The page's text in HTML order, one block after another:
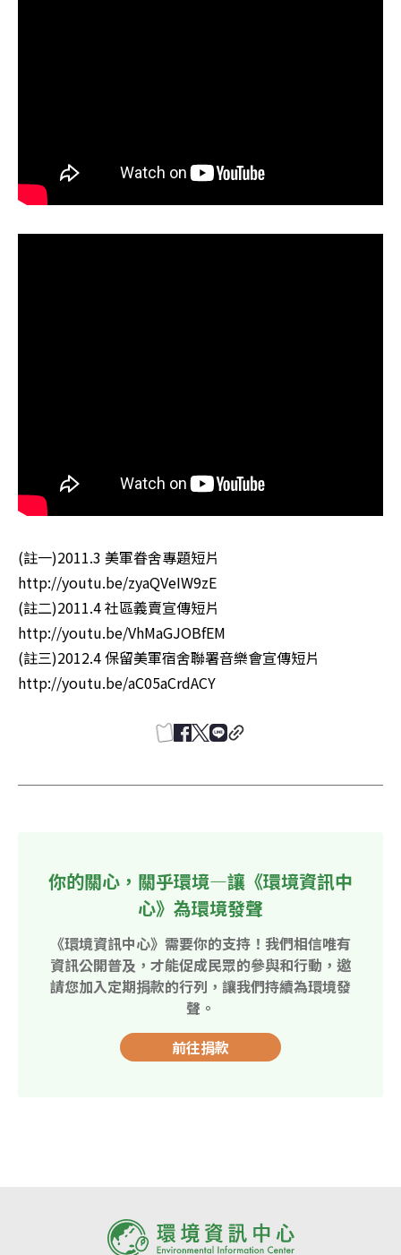
(註一)2011.3 美軍眷舍專題短片
http://youtu.be/zyaQVeIW9zE
(註二)2011.4 社區義賣宣傳短片
http://youtu.be/VhMaGJOBfEM
(註三)2012.4 保留美軍宿舍聯署音樂會宣傳短片
http://youtu.be/aC05aCrdACY
你的關心，關乎環境—讓《環境資訊中
心》為環境發聲
《環境資訊中心》需要你的支持！我們相信唯有
資訊公開普及，才能促成民眾的參與和行動，邀
請您加入定期捐款的行列，讓我們持續為環境發
聲。
前往捐款